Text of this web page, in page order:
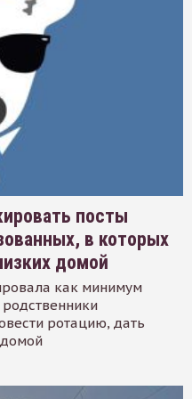
посты
в которых
домой
как минимум
ротацию, дать